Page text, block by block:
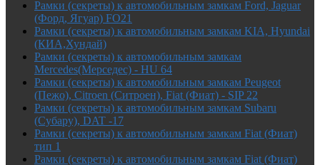
Рамки (секреты) к автомобильным замкам Ford, Jaguar
(Форд, Ягуар) FO21
Рамки (секреты) к автомобильным замкам KIA, Hyundai
(КИА,Хундай)
Рамки (секреты) к автомобильным замкам
Mercedes(Мерседес) - HU 64
Рамки (секреты) к автомобильным замкам Peugeot
(Пежо), Citroen (Ситроен), Fiat (Фиат) - SIP 22
Рамки (секреты) к автомобильным замкам Subaru
(Субару), DAT -17
Рамки (секреты) к автомобильным замкам Fiat (Фиат)
тип 1
Рамки (секреты) к автомобильным замкам Fiat (Фиат)